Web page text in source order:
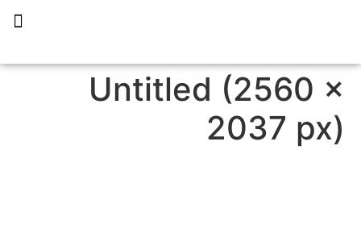
Untitled (2560 ×
2037 px)